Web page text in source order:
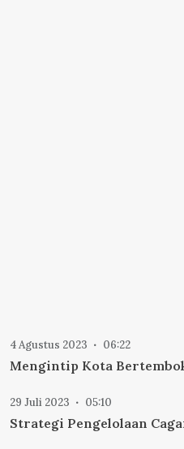
4 Agustus 2023 06:22
Mengintip Kota
29 Juli 2023 05:10
Strategi Pengelolaan